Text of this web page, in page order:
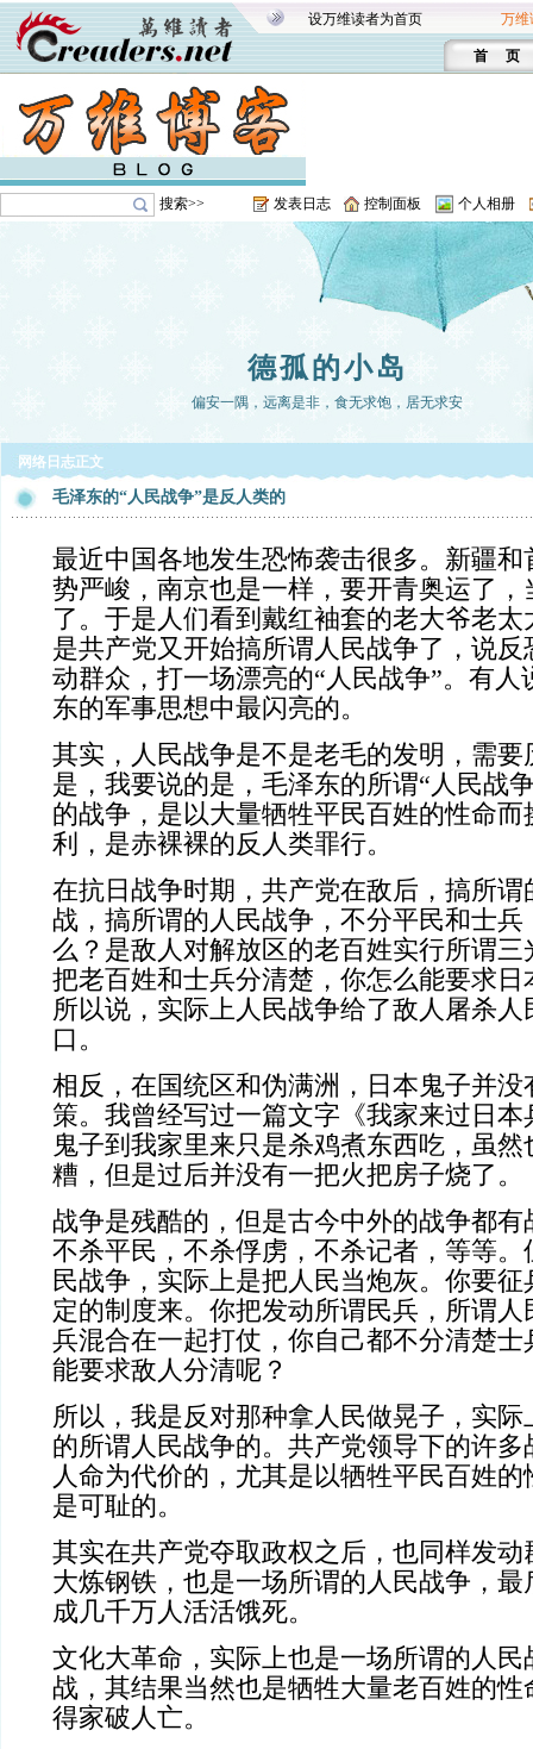
设万维读者为首页 万维
首 页
搜索>> 发表日志 控制面板 个人相册
德孤的小岛
偏安一隅，远离是非，食无求饱，居无求安
网络日志正文
毛泽东的“人民战争”是反人类的
最近中国各地发生恐怖袭击很多。新疆
势严峻，南京也是一样，要开青奥运了，
了。于是人们看到戴红袖套的老大爷老
是共产党又开始搞所谓人民战争了，说
动群众，打一场漂亮的“人民战争”。有人
东的军事思想中最闪亮的。
其实，人民战争是不是老毛的发明，需
是，我要说的是，毛泽东的所谓“人民战
的战争，是以大量牺牲平民百姓的性命
利，是赤裸裸的反人类罪行。
在抗日战争时期，共产党在敌后，搞所谓
战，搞所谓的人民战争，不分平民和士
么？是敌人对解放区的老百姓实行所谓
把老百姓和士兵分清楚，你怎么能要求
所以说，实际上人民战争给了敌人屠杀
口。
相反，在国统区和伪满洲，日本鬼子并
策。我曾经写过一篇文字《我家来过日
鬼子到我家里来只是杀鸡煮东西吃，虽
糟，但是过后并没有一把火把房子烧了。
战争是残酷的，但是古今中外的战争都
不杀平民，不杀俘虏，不杀记者，等等
民战争，实际上是把人民当炮灰。你要
定的制度来。你把发动所谓民兵，所谓
兵混合在一起打仗，你自己都不分清楚
能要求敌人分清呢？
所以，我是反对那种拿人民做晃子，实
的所谓人民战争的。共产党领导下的许
人命为代价的，尤其是以牺牲平民百姓
是可耻的。
其实在共产党夺取政权之后，也同样发
大炼钢铁，也是一场所谓的人民战争，
成几千万人活活饿死。
文化大革命，实际上也是一场所谓的人民
战，其结果当然也是牺牲大量老百姓的
得家破人亡。